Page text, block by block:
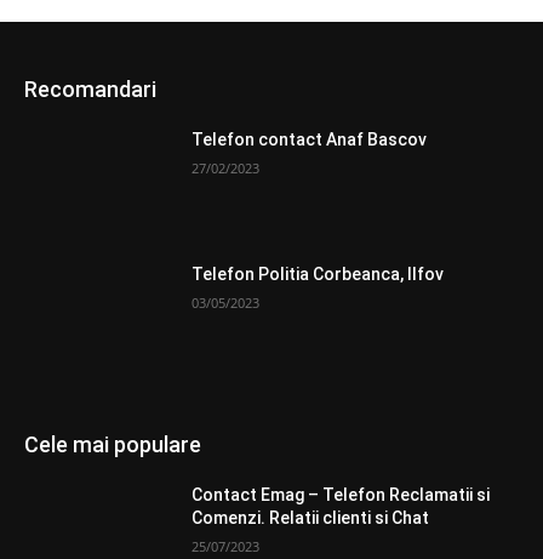
Recomandari
Telefon contact Anaf Bascov
27/02/2023
Telefon Politia Corbeanca, Ilfov
03/05/2023
Cele mai populare
Contact Emag – Telefon Reclamatii si
Comenzi. Relatii clienti si Chat
25/07/2023